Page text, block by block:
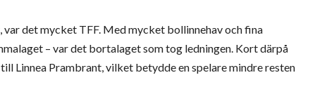
det mycket TFF. Med mycket bollinnehav och fina
– var det bortalaget som tog ledningen. Kort därpå
Linnea Prambrant, vilket betydde en spelare mindre resten